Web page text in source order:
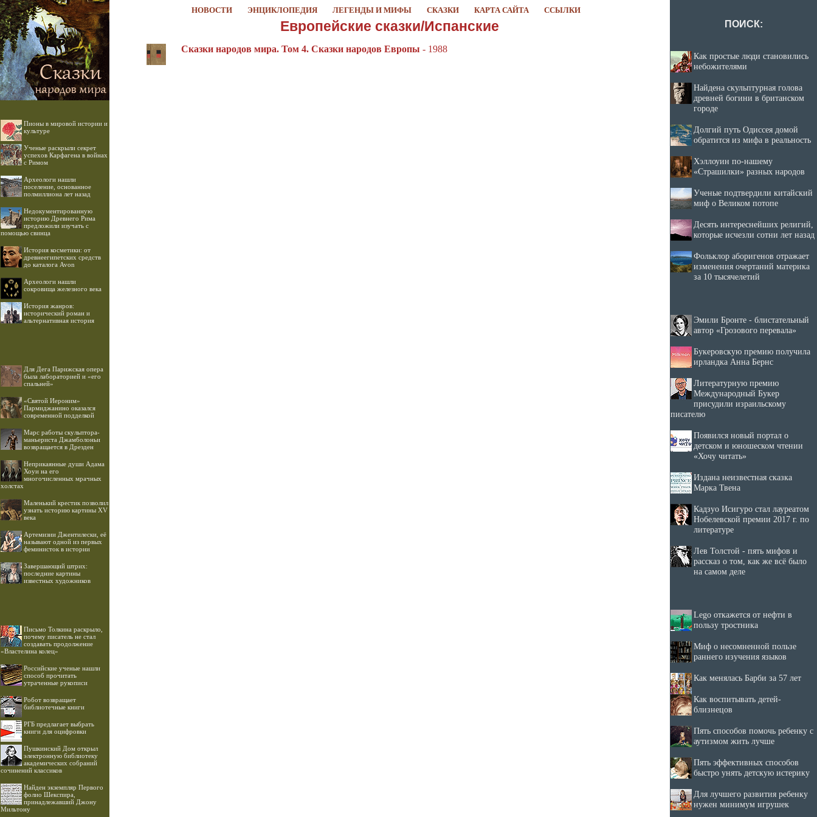
НОВОСТИ ЭНЦИКЛОПЕДИЯ ЛЕГЕНДЫ И МИФЫ СКАЗКИ КАРТА САЙТА ССЫЛКИ
Пионы в мировой истории и
культуре
Ученые раскрыли секрет
успехов Карфагена в войнах
с Римом
Археологи нашли
поселение, основанное
полмиллиона лет назад
Недокументированную
историю Древнего Рима
предложили изучать с
помощью свинца
История косметики: от
древнеегипетских средств
до каталога Avon
Археологи нашли
сокровища железного века
История жанров:
исторический роман и
альтернативная история
Для Дега Парижская опера
была лабораторией и «его
спальней»
«Святой Иероним»
Пармиджанино оказался
современной подделкой
Марс работы скульптора-
маньериста Джамболоньи
возвращается в Дрезден
Неприкаянные души Адама
Хоуи на его
многочисленных мрачных
холстах
Маленький крестик позволил
узнать историю картины XV
века
Артемизии Джентилески, её
называют одной из первых
феминисток в истории
Завершающий штрих:
последние картины
известных художников
Письмо Толкина раскрыло,
почему писатель не стал
создавать продолжение
«Властелина колец»
Российские ученые нашли
способ прочитать
утраченные рукописи
Робот возвращает
библиотечные книги
РГБ предлагает выбрать
книги для оцифровки
Пушкинский Дом открыл
электронную библиотеку
академических собраний
сочинений классиков
Найден экземпляр Первого
фолио Шекспира,
принадлежавший Джону
Мильтону
Европейские сказки/Испанские
Сказки народов мира. Том 4. Сказки народов Европы - 1988
ПОИСК:
Как простые люди становились
небожителями
Найдена скульптурная голова
древней богини в британском
городе
Долгий путь Одиссея домой
обратится из мифа в реальность
Хэллоуин по-нашему
«Страшилки» разных народов
Ученые подтвердили китайский
миф о Великом потопе
Десять интереснейших религий,
которые исчезли сотни лет назад
Фольклор аборигенов отражает
изменения очертаний материка
за 10 тысячелетий
Эмили Бронте - блистательный
автор «Грозового перевала»
Букеровскую премию получила
ирландка Анна Бернс
Литературную премию
Международный Букер
присудили израильскому
писателю
Появился новый портал о
детском и юношеском чтении
«Хочу читать»
Издана неизвестная сказка
Марка Твена
Кадзуо Исигуро стал лауреатом
Нобелевской премии 2017 г. по
литературе
Лев Толстой - пять мифов и
рассказ о том, как же всё было
на самом деле
Lego откажется от нефти в
пользу тростника
Миф о несомненной пользе
раннего изучения языков
Как менялась Барби за 57 лет
Как воспитывать детей-
близнецов
Пять способов помочь ребенку с
аутизмом жить лучше
Пять эффективных способов
быстро унять детскую истерику
Для лучшего развития ребенку
нужен минимум игрушек